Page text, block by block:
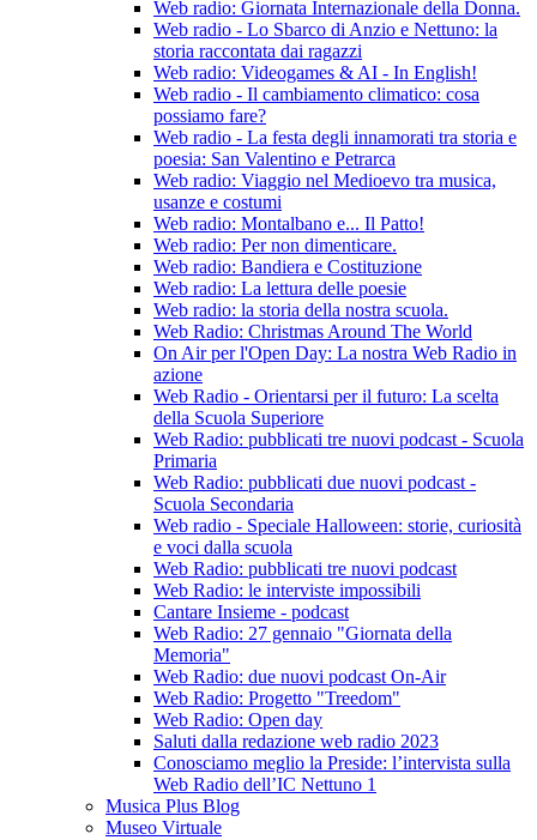
Web radio: Giornata Internazionale della Donna.
Web radio - Lo Sbarco di Anzio e Nettuno: la
storia raccontata dai ragazzi
Web radio: Videogames & AI - In English!
Web radio - Il cambiamento climatico: cosa
possiamo fare?
Web radio - La festa degli innamorati tra storia e
poesia: San Valentino e Petrarca
Web radio: Viaggio nel Medioevo tra musica,
usanze e costumi
Web radio: Montalbano e... Il Patto!
Web radio: Per non dimenticare.
Web radio: Bandiera e Costituzione
Web radio: La lettura delle poesie
Web radio: la storia della nostra scuola.
Web Radio: Christmas Around The World
On Air per l'Open Day: La nostra Web Radio in
azione
Web Radio - Orientarsi per il futuro: La scelta
della Scuola Superiore
Web Radio: pubblicati tre nuovi podcast - Scuola
Primaria
Web Radio: pubblicati due nuovi podcast -
Scuola Secondaria
Web radio - Speciale Halloween: storie, curiosità
e voci dalla scuola
Web Radio: pubblicati tre nuovi podcast
Web Radio: le interviste impossibili
Cantare Insieme - podcast
Web Radio: 27 gennaio "Giornata della
Memoria"
Web Radio: due nuovi podcast On-Air
Web Radio: Progetto "Treedom"
Web Radio: Open day
Saluti dalla redazione web radio 2023
Conosciamo meglio la Preside: l’intervista sulla
Web Radio dell’IC Nettuno 1
Musica Plus Blog
Museo Virtuale